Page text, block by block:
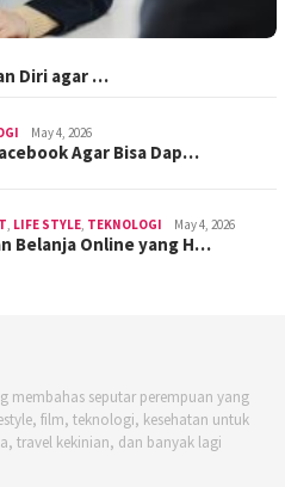
Diri agar …
May 4, 2026
Agar Bisa Dap…
, LIFE STYLE, TEKNOLOGI May 4, 2026
Belanja Online yang H…
membahas seputar perempuan yang
film, teknologi, kesehatan untuk
travel kekinian, dan banyak lagi